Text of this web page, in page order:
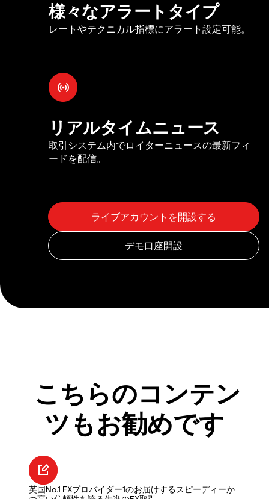
様々なアラートタイプ
レートやテクニカル指標にアラート設定可能。
リアルタイムニュース
取引システム内でロイターニュースの最新フィ
ードを配信。
こちらのコンテン
ツもお勧めです
英国No.1 FXプロバイダー1のお届けするスピーディーか